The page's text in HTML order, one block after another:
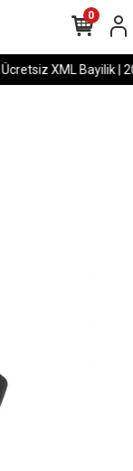
Ücretsiz XML Bayilik |
0